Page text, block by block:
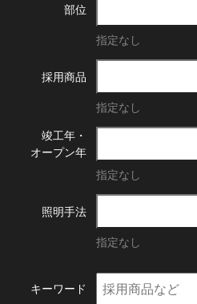
部位
指定なし
採用商品
指定なし
竣工年・
オープン年
指定なし
照明手法
指定なし
キーワード